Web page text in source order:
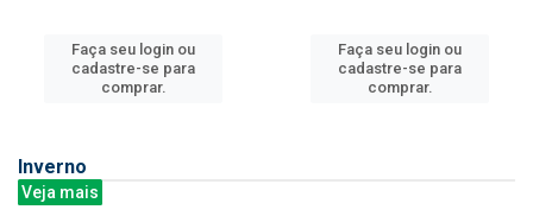
Faça seu login ou
cadastre-se para
comprar.
Faça seu login ou
cadastre-se para
comprar.
Inverno
Veja mais